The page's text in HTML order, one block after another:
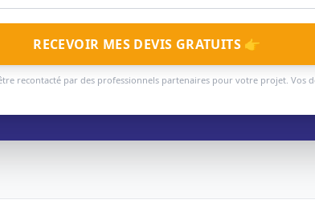
RECEVOIR MES DEVIS GRATUITS 👉
recontacté par des professionnels partenaires pour votre projet. Vos